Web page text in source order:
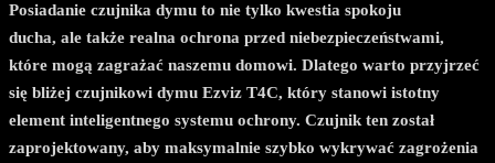
Posiadanie czujnika dymu to nie tylko kwestia spokoju
ducha, ale także realna ochrona przed niebezpieczeństwami,
które mogą zagrażać naszemu domowi. Dlatego warto przyjrzeć
się bliżej czujnikowi dymu Ezviz T4C, który stanowi istotny
element inteligentnego systemu ochrony. Czujnik ten został
zaprojektowany, aby maksymalnie szybko wykrywać zagrożenia